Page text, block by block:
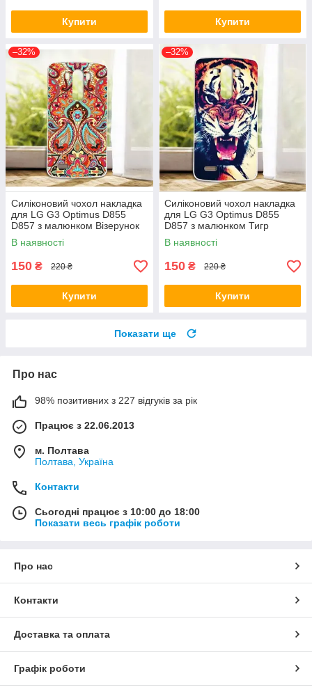
Купити Купити
–32%
Силіконовий чохол накладка
для LG G3 Optimus D855
D857 з малюнком Візерунок
В наявності
150 ₴ 220 ₴
Купити
–32%
Силіконовий чохол накладка
для LG G3 Optimus D855
D857 з малюнком Тигр
В наявності
150 ₴ 220 ₴
Купити
Показати ще
Про нас
98% позитивних з 227 відгуків за рік
Працює з 22.06.2013
м. Полтава
Полтава, Україна
Контакти
Сьогодні працює з 10:00 до 18:00
Показати весь графік роботи
Про нас
Контакти
Доставка та оплата
Графік роботи